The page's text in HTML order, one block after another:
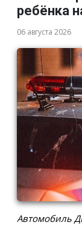
ребёнка
06 августа 2026
Автомобиль